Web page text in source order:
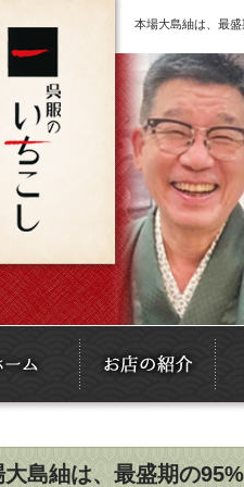
本場大島紬は、最
大島紬は、最盛期の